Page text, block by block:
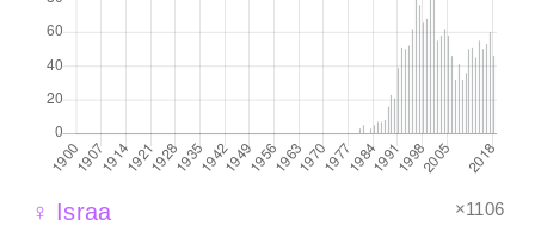
♀ Israa ×1106